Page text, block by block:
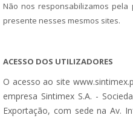
Não nos responsabilizamos
presente nesses mesmos sites.
ACESSO DOS UTILIZADORES
O acesso ao site
empresa Sintimex S.A. -
Exportação, com sede na Av.